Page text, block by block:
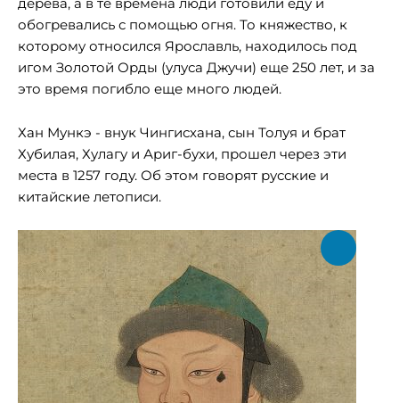
обогревались с помощью огня. То княжество, к
которому относился Ярославль, находилось под
игом Золотой Орды (улуса Джучи) еще 250 лет, и за
это время погибло еще много людей.
Хан Мункэ - внук Чингисхана, сын Толуя и брат
Хубилая, Хулагу и Ариг-бухи, прошел через эти
места в 1257 году. Об этом говорят русские и
китайские летописи.